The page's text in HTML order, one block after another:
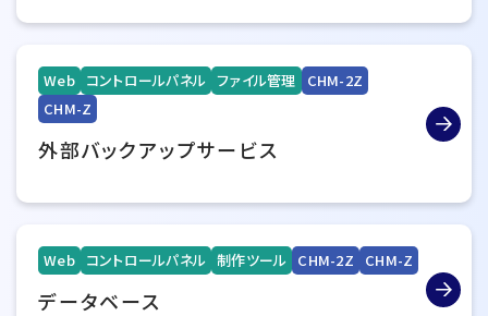
Web コントロールパネル ファイル管理
CHM-2Z
CHM-Z
外部バックアップサービス
Web コントロールパネル 制作ツール CHM-2Z CHM-Z
データベース